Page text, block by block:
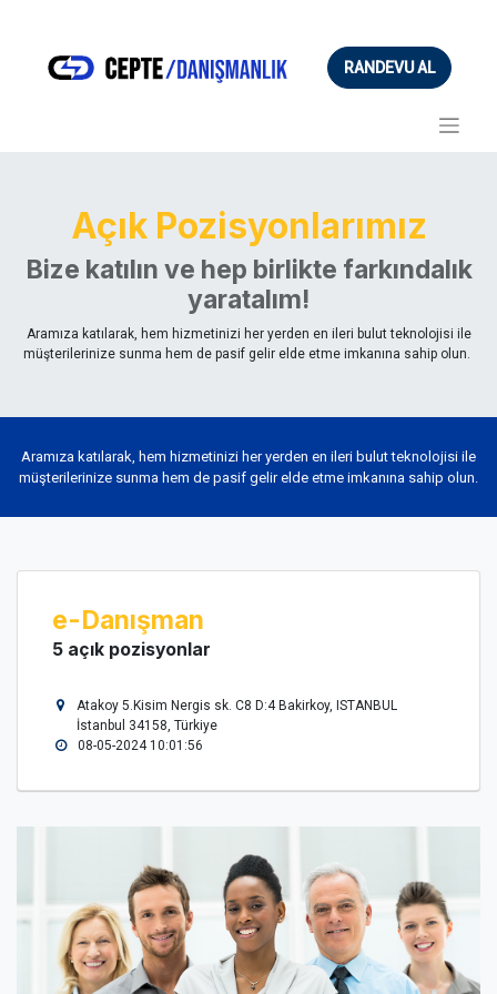
RANDEVU AL
Açık Pozisyonlarımız
Bize katılın ve hep birlikte farkındalık
yaratalım!
Aramıza katılarak, hem hizmetinizi her yerden en ileri bulut teknolojisi ile
müşterilerinize sunma hem de pasif gelir elde etme imkanına sahip olun.
Aramıza katılarak, hem hizmetinizi her yerden en ileri bulut teknolojisi ile
müşterilerinize sunma hem de pasif gelir elde etme imkanına sahip olun.
e-Danışman
5 açık pozisyonlar
Atakoy 5.Kisim Nergis sk. C8 D:4 Bakirkoy, ISTANBUL
İstanbul 34158, Türkiye
08-05-2024 10:01:56